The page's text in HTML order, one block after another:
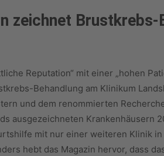
zeichnet Brustkrebs-
Reputation“ mit einer „hohen
Behandlung am Klinikum
und dem renommierten
ausgezeichneten Krankenhäusern
mit nur einer weiteren Klinik
hebt das Magazin hervor, dass